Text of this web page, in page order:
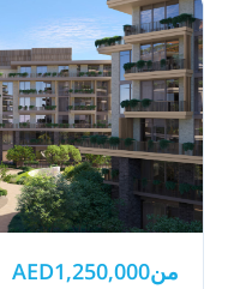
من AED1,250,000